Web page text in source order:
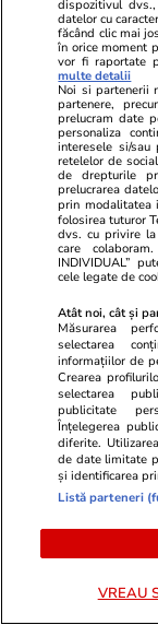
Cum se face
franceză –
care sunt
Lifestyle
cu fructe şi
pentru vară
Lifestyle
Cum coci
să umpli casa
dispozitivul
datelor cu
făcând clic mai
în orice moment
vor fi raportate
multe detalii
Noi si partenerii
partenere,
prelucram date
personaliza
interesele si/
retelelor de
de drepturile
prelucrarea
prin modalitatea
folosirea tuturor
dvs. cu privire la
care
INDIVIDUAL”
cele legate de
Atât noi, cât și
Măsurarea
selectarea
informațiilor de
Crearea
selectarea
publicitate
Înțelegerea
diferite.
de date limitate
și identificarea
Listă parteneri
VREAU